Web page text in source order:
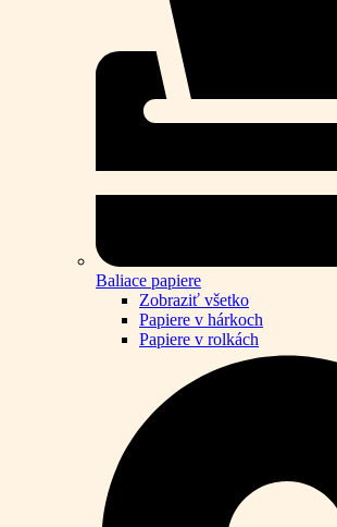
Baliace papiere
Zobraziť všetko
Papiere v hárkoch
Papiere v rolkách